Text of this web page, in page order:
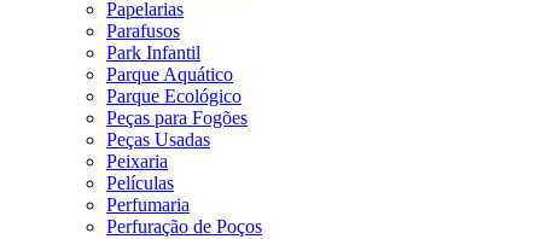
Papelarias
Parafusos
Park Infantil
Parque Aquático
Parque Ecológico
Peças para Fogões
Peças Usadas
Peixaria
Películas
Perfumaria
Perfuração de Poços